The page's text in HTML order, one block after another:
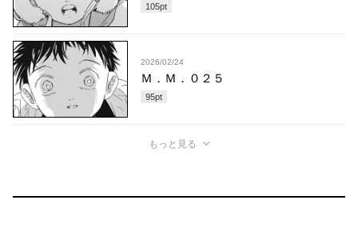
105pt
2026/02/24
Ｍ．Ｍ．０２５
95pt
もっと見る